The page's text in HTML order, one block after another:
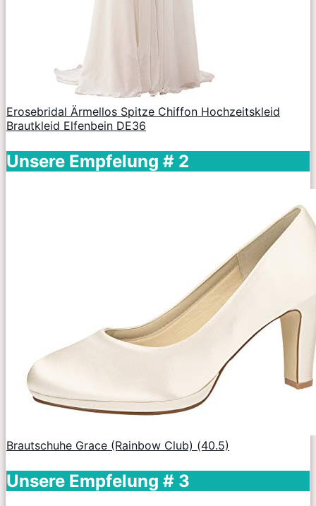
Erosebridal Ärmellos Spitze Chiffon Hochzeitskleid
Brautkleid Elfenbein DE36
Unsere Empfelung # 2
Brautschuhe Grace (Rainbow Club) (40.5)
Unsere Empfelung # 3